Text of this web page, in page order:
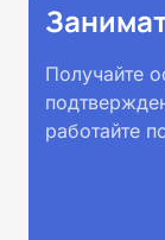
Получайте
работайте